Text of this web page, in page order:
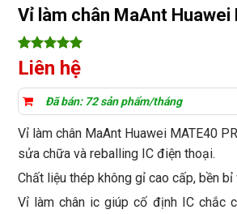
Vỉ làm chân MaAnt Huawei
5 trên 5
dựa trên
6
đánh giá
Liên hệ
Đã bán: 72 sản phẩm/tháng
Vỉ làm chân MaAnt Huawei MATE40
sửa chữa và reballing IC điện thoại.
Chất liệu thép không gỉ cao cấp, bền bỉ
Vỉ làm chân ic giúp cố định IC chắc